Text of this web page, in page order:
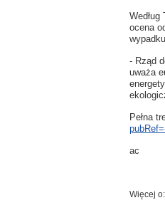
ocena
- Rząd
uważa
Pełna
ac
Więcej o: